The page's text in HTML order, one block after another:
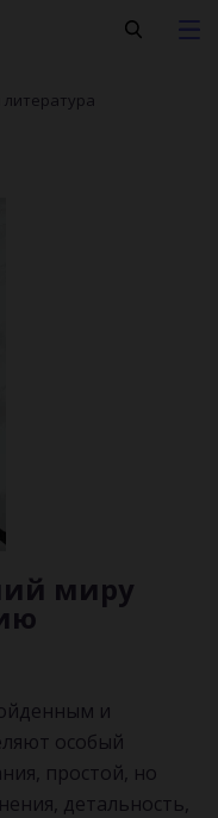
миру
и
особый
простой, но
детальность,